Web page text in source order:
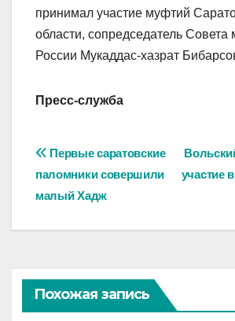
принимал участие муфтий
области, сопредседатель Совета
России Мукаддас-хазрат
Пресс-служба
Навигация
по
записям
участие
Первые саратовские
паломники совершили
малый Хадж
Похожая запись